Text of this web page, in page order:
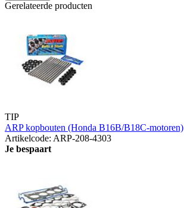
Gerelateerde producten
TIP
ARP kopbouten (Honda B16B/B18C-motoren)
Artikelcode: ARP-208-4303
Je bespaart